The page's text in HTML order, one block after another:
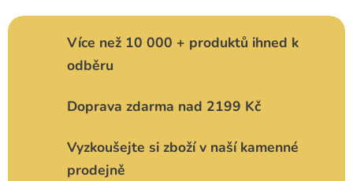
Více než 10 000 + produktů ihned k
odběru
Doprava zdarma nad 2199 Kč
Vyzkoušejte si zboží v naší kamenné
prodejně